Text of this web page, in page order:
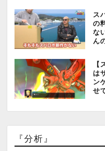
ス
の
な
ん
【
は
ン
せ
『分析』